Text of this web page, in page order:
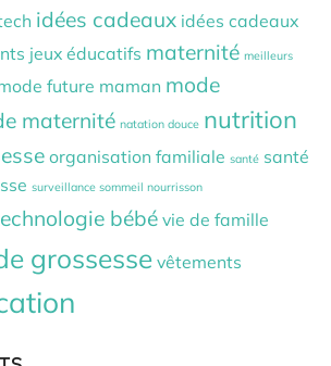
idées cadeaux idées cadeaux
jeux éducatifs maternité meilleurs
future maman mode
maternité natation douce nutrition
organisation familiale santé santé
surveillance sommeil nourrisson
bébé vie de famille
grossesse vêtements